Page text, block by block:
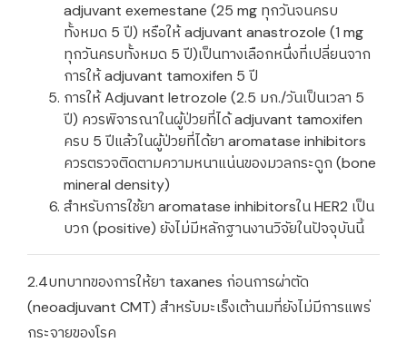
adjuvant exemestane (25 mg ทุกวันจนครบ
ทั้งหมด 5 ปี) หรือให้ adjuvant anastrozole (1 mg
ทุกวันครบทั้งหมด 5 ปี)เป็นทางเลือกหนึ่งที่เปลี่ยนจาก
การให้ adjuvant tamoxifen 5 ปี
การให้ Adjuvant letrozole (2.5 มก./วันเป็นเวลา 5
ปี) ควรพิจารณาในผู้ป่วยที่ได้ adjuvant tamoxifen
ครบ 5 ปีแล้วในผู้ป่วยที่ได้ยา aromatase inhibitors
ควรตรวจติดตามความหนาแน่นของมวลกระดูก (bone
mineral density)
สำหรับการใช้ยา aromatase inhibitorsใน HER2 เป็น
บวก (positive) ยังไม่มีหลักฐานงานวิจัยในปัจจุบันนี้
2.4บทบาทของการให้ยา taxanes ก่อนการผ่าตัด
(neoadjuvant CMT) สำหรับมะเร็งเต้านมที่ยังไม่มีการแพร่
กระจายของโรค